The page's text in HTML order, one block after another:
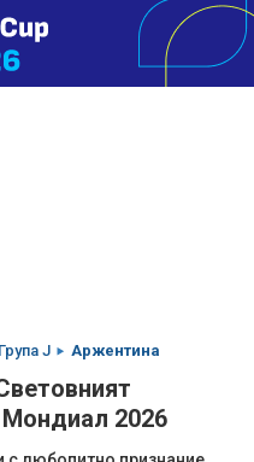
Група J Аржентина
2026